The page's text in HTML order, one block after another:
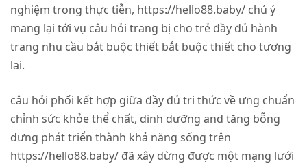
nghiệm trong thực tiễn, https://hello88.baby/ chú ý
mang lại tới vụ câu hỏi trang bị cho trẻ đầy đủ hành
trang nhu cầu bắt buộc thiết bắt buộc thiết cho tương
lai.
câu hỏi phối kết hợp giữa đầy đủ tri thức về ưng chuẩn
chỉnh sức khỏe thể chất, dinh dưỡng and tăng bỗng
dưng phát triển thành khả năng sống trên
https://hello88.baby/ đã xây dừng được một mạng lưới